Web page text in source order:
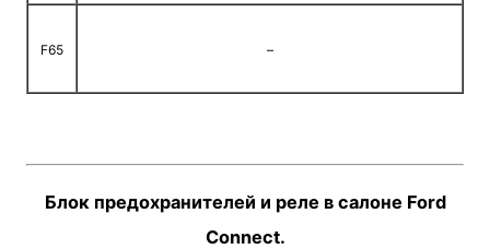
F65 –
Блок предохранителей и реле в салоне Ford
Connect.